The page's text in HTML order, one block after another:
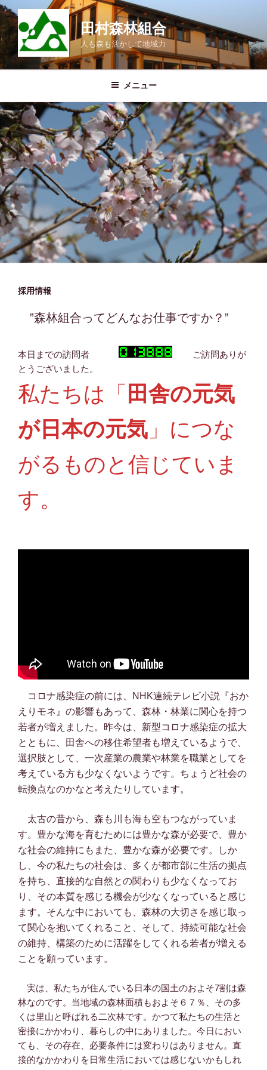
コ
ン
テ
ン
ツ
キ
プ
田村森林組合
人も森も活かして地域力
メニュー
採用情報
”森林組合ってどんなお仕事ですか？”
本日までの訪問者
ご訪問ありが
とうございました。
私たちは「 田舎の元気
が日本の元気 」につな
がるものと信じていま
す。
コロナ感染症の前には、NHK連続テレビ小説『おか
えりモネ』の影響もあって、森林・林業に関心を持つ
若者が増えました。昨今は、新型コロナ感染症の拡大
とともに、田舎への移住希望者も増えているようで、
選択肢として、一次産業の農業や林業を職業としてを
考えている方も少なくないようです。ちょうど社会の
転換点なのかなと考えたりしています。
太古の昔から、森も川も海も空もつながっていま
す。豊かな海を育むためには豊かな森が必要で、豊か
な社会の維持にもまた、豊かな森が必要です。しか
し、今の私たちの社会は、多くが都市部に生活の拠点
を持ち、直接的な自然との関わりも少なくなってお
り、その本質を感じる機会が少なくなっていると感じ
ます。そんな中においても、森林の大切さを感じ取っ
て関心を抱いてくれること、そして、持続可能な社会
の維持、構築のために活躍をしてくれる若者が増える
ことを願っています。
実は、私たちが住んでいる日本の国土のおよそ7割は森
林なのです。当地域の森林面積もおよそ６７％、その多
くは里山と呼ばれる二次林です。かつて私たちの生活と
密接にかかわり、暮らしの中にありました。今日におい
ても、その存在、必要条件には変わりはありません。直
接的なかかわりを日常生活においては感じないかもしれ